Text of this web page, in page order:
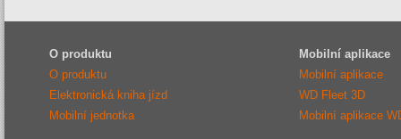
O produktu
O produktu
Elektronická kniha jízd
Mobilní jednotka
Mobilní aplikace
Mobilní aplikace
WD Fleet 3D
Mobilní aplikace